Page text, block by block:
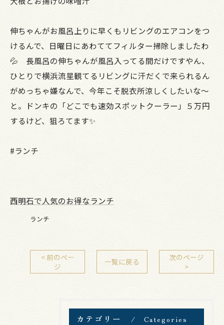
伸ちゃんがお風呂上りに早くもリビングのエアコンをつ
けるんで、日曜日にあわててフィルター掃除しましたわ
💦 長風呂の伸ちゃんが風呂入ってる間だけですやん、
ひとりで横浜流星観てるリビングに汗だくで来られるん
がめっちゃ嫌なんで、今年こそ脱衣所涼しくしたいな～
と。ドンキの「どこでも速効スポットクーラー」５万円
するけど、狙ろてます✨
#ランチ
西明石で人気のお得なランチ
ランチ
< 前のペー
ジ
一覧に戻る
次のページ
>
カテゴリー Categories